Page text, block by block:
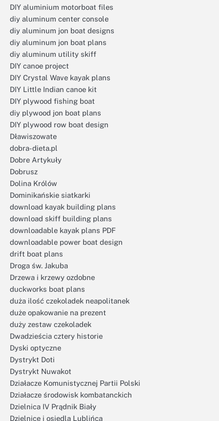
DIY aluminium motorboat files
diy aluminum center console
diy aluminum jon boat designs
diy aluminum jon boat plans
diy aluminum utility skiff
DIY canoe project
DIY Crystal Wave kayak plans
DIY Little Indian canoe kit
DIY plywood fishing boat
diy plywood jon boat plans
DIY plywood row boat design
Dławiszowate
dobra-dieta.pl
Dobre Artykuły
Dobrusz
Dolina Królów
Dominikańskie siatkarki
download kayak building plans
download skiff building plans
downloadable kayak plans PDF
downloadable power boat design
drift boat plans
Droga św. Jakuba
Drzewa i krzewy ozdobne
duckworks boat plans
duża ilość czekoladek neapolitanek
duże opakowanie na prezent
duży zestaw czekoladek
Dwadzieścia cztery historie
Dyski optyczne
Dystrykt Doti
Dystrykt Nuwakot
Działacze Komunistycznej Partii Polski
Działacze środowisk kombatanckich
Dzielnica IV Prądnik Biały
Dzielnice i osiedla Lublińca